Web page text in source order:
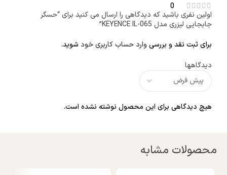
0
دیدگاهها
هیچ دیدگاهی برای این محصول نوشته نشده است.
اولین نفری باشید که دیدگاهی را ارسال می کنید برای “حسگر
جابجایی لیزری مدل KEYENCE IL-065”
برای ثبت نقد و بررسیوارد حساب کاربری خود شوید.
محصولات مشابه